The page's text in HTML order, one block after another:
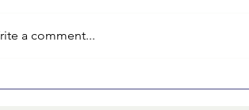
a comment...